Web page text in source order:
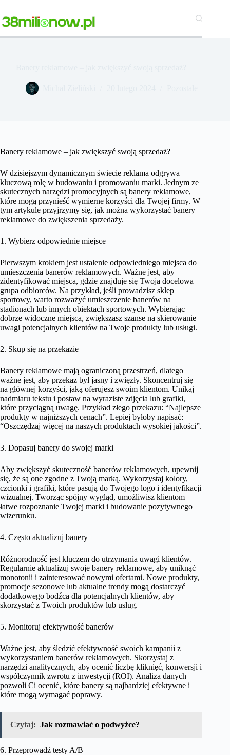
treści
Banery reklamowe – jak zwiększyć swoją sprzedaż?
W dzisiejszym dynamicznym świecie reklama odgrywa
kluczową rolę w budowaniu i promowaniu marki. Jednym ze
skutecznych narzędzi promocyjnych są banery reklamowe,
które mogą przynieść wymierne korzyści dla Twojej firmy. W
tym artykule przyjrzymy się, jak można wykorzystać banery
reklamowe do zwiększenia sprzedaży.
1. Wybierz odpowiednie miejsce
Pierwszym krokiem jest ustalenie odpowiedniego miejsca do
umieszczenia banerów reklamowych. Ważne jest, aby
zidentyfikować miejsca, gdzie znajduje się Twoja docelowa
grupa odbiorców. Na przykład, jeśli prowadzisz sklep
sportowy, warto rozważyć umieszczenie banerów na
stadionach lub innych obiektach sportowych. Wybierając
dobrze widoczne miejsca, zwiększasz szanse na skierowanie
uwagi potencjalnych klientów na Twoje produkty lub usługi.
2. Skup się na przekazie
Banery reklamowe mają ograniczoną przestrzeń, dlatego
ważne jest, aby przekaz był jasny i zwięzły. Skoncentruj się
na głównej korzyści, jaką oferujesz swoim klientom. Unikaj
nadmiaru tekstu i postaw na wyraziste zdjęcia lub grafiki,
które przyciągną uwagę. Przykład złego przekazu: “Najlepsze
produkty w najniższych cenach”. Lepiej byłoby napisać:
“Oszczędzaj więcej na naszych produktach wysokiej jakości”.
3. Dopasuj banery do swojej marki
Aby zwiększyć skuteczność banerów reklamowych, upewnij
się, że są one zgodne z Twoją marką. Wykorzystaj kolory,
czcionki i grafiki, które pasują do Twojego logo i identyfikacji
wizualnej. Tworząc spójny wygląd, umożliwisz klientom
łatwe rozpoznanie Twojej marki i budowanie pozytywnego
wizerunku.
4. Często aktualizuj banery
Różnorodność jest kluczem do utrzymania uwagi klientów.
Regularnie aktualizuj swoje banery reklamowe, aby uniknąć
monotonii i zainteresować nowymi ofertami. Nowe produkty,
promocje sezonowe lub aktualne trendy mogą dostarczyć
dodatkowego bodźca dla potencjalnych klientów, aby
skorzystać z Twoich produktów lub usług.
5. Monitoruj efektywność banerów
Ważne jest, aby śledzić efektywność swoich kampanii z
wykorzystaniem banerów reklamowych. Skorzystaj z
narzędzi analitycznych, aby ocenić liczbę kliknięć, konwersji i
współczynnik zwrotu z inwestycji (ROI). Analiza danych
pozwoli Ci ocenić, które banery są najbardziej efektywne i
które mogą wymagać poprawy.
Czytaj: Jak rozmawiać o podwyżce?
6. Przeprowadź testy A/B